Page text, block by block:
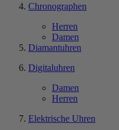
Chronographen
Herren
Damen
Diamantuhren
Digitaluhren
Damen
Herren
Elektrische Uhren